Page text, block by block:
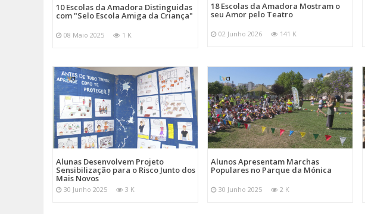
10 Escolas da Amadora Distinguidas
com "Selo Escola Amiga da Criança"
08 Maio 2025 1 K
18 Escolas da Amadora Mostram o
seu Amor pelo Teatro
02 Junho 2026 141 K
Alunas Desenvolvem Projeto
Sensibilização para o Risco Junto dos
Mais Novos
30 Junho 2025 3 K
Alunos Apresentam Marchas
Populares no Parque da Mónica
30 Junho 2025 2 K